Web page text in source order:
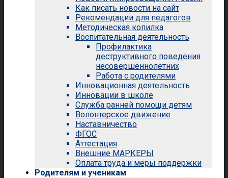
Как писать новости на сайт
Рекомендации для педагогов
Методическая копилка
Воспитательная деятельность
Профилактика
деструктивного поведения
несовершеннолетних
Работа с родителями
Инновационная деятельность
Инновации в школе
Служба ранней помощи детям
Волонтерское движение
Наставничество
ФГОС
Аттестация
Внешние МАРКЕРЫ
Оплата труда и меры поддержки
Родителям и ученикам